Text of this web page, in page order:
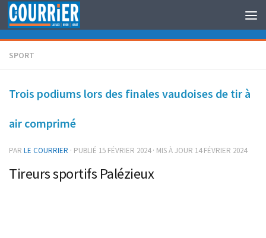
Au dessous du contenu
SPORT
Trois podiums lors des finales vaudoises de tir à
air comprimé
PAR LE COURRIER · PUBLIÉ 15 FÉVRIER 2024· MIS À JOUR 14 FÉVRIER 2024
Tireurs sportifs Palézieux